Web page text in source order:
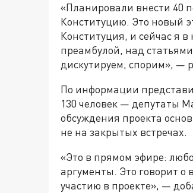
«Планировали внести 40
Конституцию. Это новый
Конституция, и сейчас я
преамбулой, над
дискутируем, спорим», —
По информации
130 человек — депутаты
обсуждения проекта
не на закрытых встречах.
«Это в прямом эфире:
аргументы. Это говорит о
участию в проекте», —